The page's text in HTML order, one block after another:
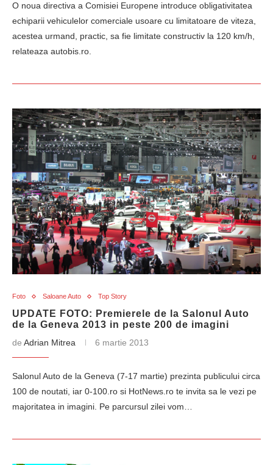
O noua directiva a Comisiei Europene introduce obligativitatea
echiparii vehiculelor comerciale usoare cu limitatoare de viteza,
acestea urmand, practic, sa fie limitate constructiv la 120 km/h,
relateaza autobis.ro.
Foto Saloane Auto Top Story
UPDATE FOTO: Premierele de la Salonul Auto
de la Geneva 2013 in peste 200 de imagini
de Adrian Mitrea 6 martie 2013
Salonul Auto de la Geneva (7-17 martie) prezinta publicului circa
100 de noutati, iar 0-100.ro si HotNews.ro te invita sa le vezi pe
majoritatea in imagini. Pe parcursul zilei vom…